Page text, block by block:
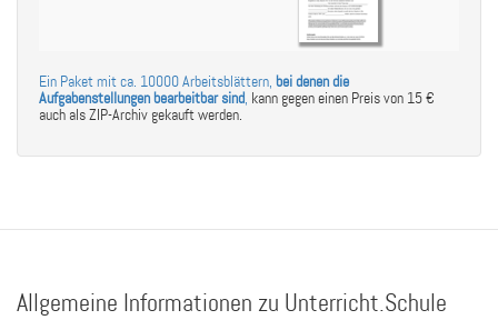
Ein Paket mit ca. 10000 Arbeitsblättern, bei denen die
Aufgabenstellungen bearbeitbar sind, kann gegen einen Preis von 15 €
auch als ZIP-Archiv gekauft werden.
Allgemeine Informationen zu Unterricht.Schule